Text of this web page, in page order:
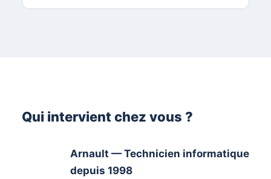
Qui intervient chez vous ?
Arnault — Technicien informatique
depuis 1998